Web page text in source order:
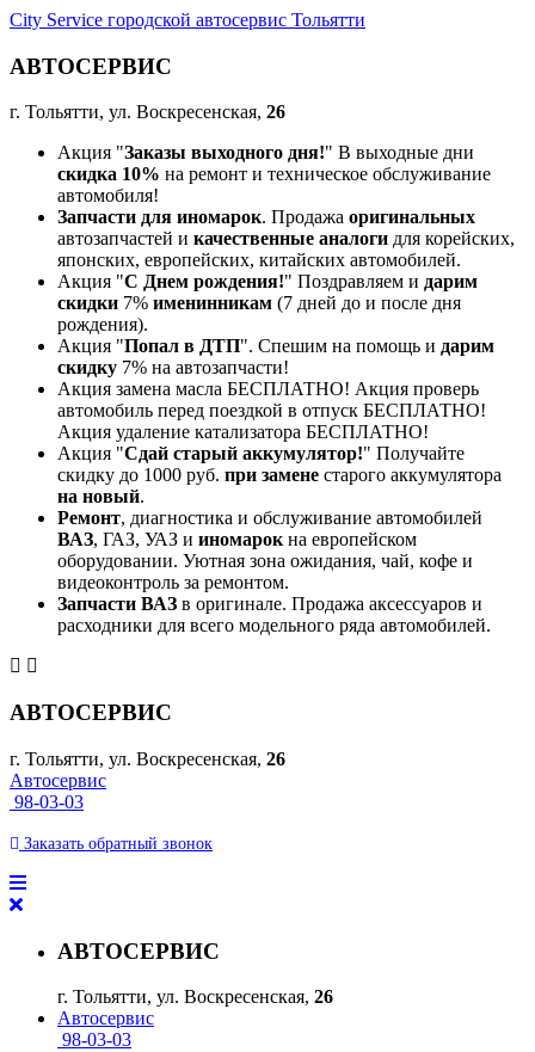
City Service городской автосервис Тольятти
АВТОСЕРВИС
г. Тольятти, ул. Воскресенская, 26
Акция "Заказы выходного дня!" В выходные дни
скидка 10% на ремонт и техническое обслуживание
автомобиля!
Запчасти для иномарок. Продажа оригинальных
автозапчастей и качественные аналоги для корейских,
японских, европейских, китайских автомобилей.
Акция "С Днем рождения!" Поздравляем и дарим
скидки 7% именинникам (7 дней до и после дня
рождения).
Акция "Попал в ДТП". Спешим на помощь и дарим
скидку 7% на автозапчасти!
Акция замена масла БЕСПЛАТНО! Акция проверь
автомобиль перед поездкой в отпуск БЕСПЛАТНО!
Акция удаление катализатора БЕСПЛАТНО!
Акция "Сдай старый аккумулятор!" Получайте
скидку до 1000 руб. при замене старого аккумулятора
на новый.
Ремонт, диагностика и обслуживание автомобилей
ВАЗ, ГАЗ, УАЗ и иномарокна европейском
оборудовании. Уютная зона ожидания, чай, кофе и
видеоконтроль за ремонтом.
Запчасти ВАЗ в оригинале. Продажа аксессуаров и
расходники для всего модельного ряда автомобилей.
АВТОСЕРВИС
г. Тольятти, ул. Воскресенская, 26
Автосервис
98-03-03
Заказать обратный звонок
АВТОСЕРВИС
г. Тольятти, ул. Воскресенская, 26
Автосервис
98-03-03